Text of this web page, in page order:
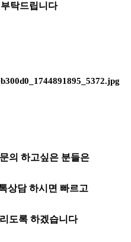
탁드립니다
의 하고싶은 분들은
상담 하시면 빠르고
도록 하겠습니다